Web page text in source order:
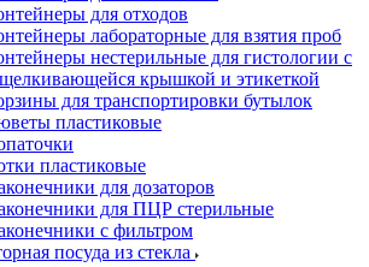
для отходов
лабораторные для взятия проб
нестерильные для гистологии с
крышкой и этикеткой
для транспортировки бутылок
пластиковые
пластиковые
для дозаторов
для ПЦР стерильные
с фильтром
посуда из стекла